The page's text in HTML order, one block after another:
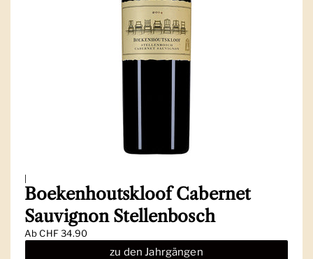
|
Boekenhoutskloof Cabernet
Sauvignon Stellenbosch
AbCHF 34.90
zu den Jahrgängen